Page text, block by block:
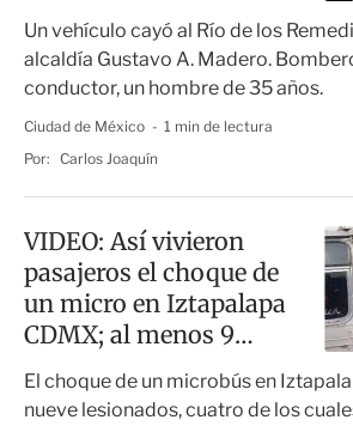
Un vehículo cayó al Río de los
alcaldía Gustavo A. Madero.
conductor, un hombre de 35 años.
Ciudad de México
1 min de lectura
Por: Carlos Joaquín
VIDEO: Así vivieron
pasajeros el choque de
un micro en Iztapalapa
CDMX; al menos 9
lesionados
El choque de un microbús en
nueve lesionados, cuatro de los